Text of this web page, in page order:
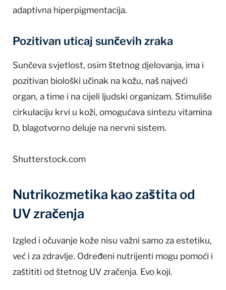
adaptivna hiperpigmentacija.
Pozitivan uticaj sunčevih zraka
Sunčeva svjetlost, osim štetnog djelovanja, ima i
pozitivan biološki učinak na kožu, naš najveći
organ, a time i na cijeli ljudski organizam. Stimuliše
cirkulaciju krvi u koži, omogućava sintezu vitamina
D, blagotvorno deluje na nervni sistem.
Shutterstock.com
Nutrikozmetika kao zaštita od
UV zračenja
Izgled i očuvanje kože nisu važni samo za estetiku,
već i za zdravlje. Određeni nutrijenti mogu pomoći i
zaštititi od štetnog UV zračenja. Evo koji.